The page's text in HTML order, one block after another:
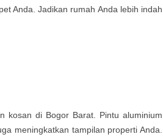
Anda. Jadikan rumah Anda lebih indah
kosan di Bogor Barat. Pintu aluminium
meningkatkan tampilan properti Anda.